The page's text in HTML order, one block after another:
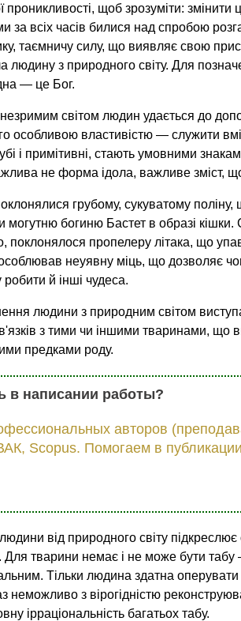
проникливості, щоб зрозуміти:
за всіх часів билися над спробою
таємничу силу, що виявляє свою
людину з природного світу. Для
— це Бог.
світом людин удається до
особливою властивістю — служити
і примітивні, стають умовними
не форма ідола, важливе зміст,
грубому, сукуватому
могутню богиню Бастет в образі
поклонялося пропелеру літака, що
неуявну міць, що дозволяє
й інші чудеса.
людини з природним світом
з тими чи іншими тваринами, що
предками роду.
в написании работы?
авторов
Scopus. Помогаем в
людини від природного світу
Для тварини немає і не може бути
Тільки людина здатна
неможливо з вірогідністю
ірраціональність багатьох табу.